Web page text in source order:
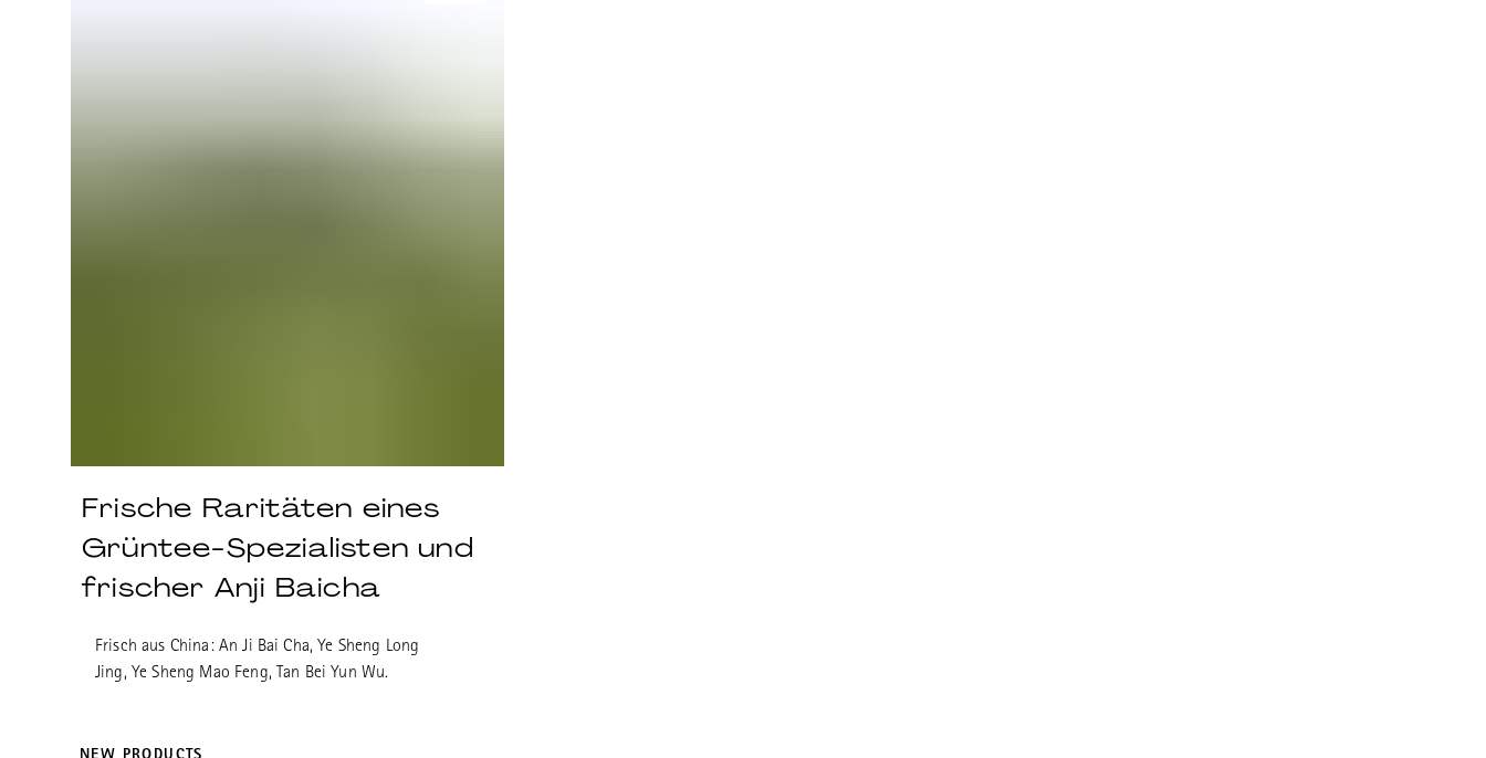
Frische Raritäten eines
Grüntee-Spezialisten und
frischer Anji Baicha
Frisch aus China: An Ji Bai Cha, Ye Sheng Long
Jing, Ye Sheng Mao Feng, Tan Bei Yun Wu.